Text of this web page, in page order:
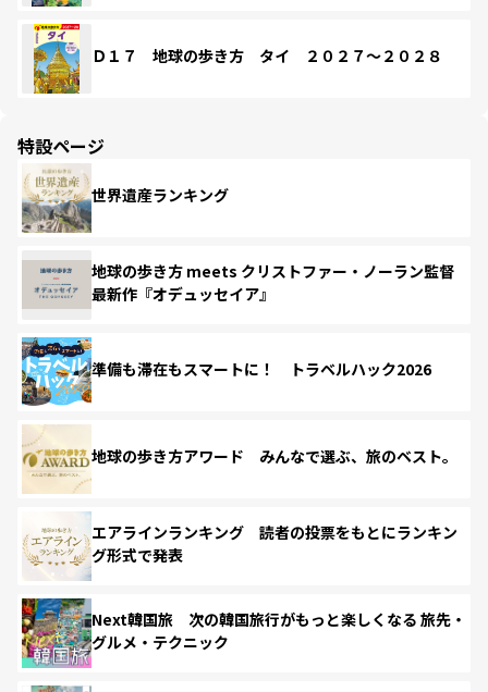
Ｄ１７ 地球の歩き方 タイ ２０２７～２０２８
特設ページ
世界遺産ランキング
地球の歩き方 meets クリストファー・ノーラン監督
最新作『オデュッセイア』
準備も滞在もスマートに！ トラベルハック2026
地球の歩き方アワード みんなで選ぶ、旅のベスト。
エアラインランキング 読者の投票をもとにランキン
グ形式で発表
Next韓国旅 次の韓国旅行がもっと楽しくなる 旅先・
グルメ・テクニック